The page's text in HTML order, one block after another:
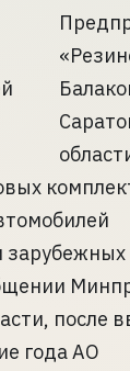
после
года АО